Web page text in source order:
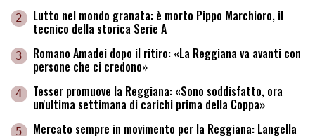
2 Lutto nel mondo granata: è morto Pippo Marchioro, il
tecnico della storica Serie A
3 Romano Amadei dopo il ritiro: «La Reggiana va avanti con
persone che ci credono»
4 Tesser promuove la Reggiana: «Sono soddisfatto, ora
un'ultima settimana di carichi prima della Coppa»
5 Mercato sempre in movimento per la Reggiana: Langella